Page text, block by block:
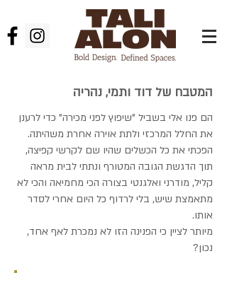
המטבח של דוד ותמי, נהריה
הם פנו אלי בשביל "שיפוץ לפני מכירה" כדי לרענן
את החלל המרכזי ולתת אוירה אחרת משהיתה.
הפכתי את כל הכשלים שהיו שם לקרשי קפיצה,
תוך הדגשת הגובה המטורף ונתתי לבית מראה
קליל, מודרני ואלגנטי בצורה הכי מחמיאה והכי לא
מתאמצת שיש, בלי לרדוף כל היום אחרי לסדר
אותו.
מיותר לציין כי הפנינה הזו לא נמכרת לאף אחד,
נכון?